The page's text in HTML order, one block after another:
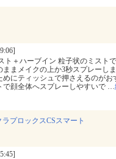
ト＋ハーブイン 粒子状のミスト
ままメイクの上か3秒スプレーし
めにティッシュで押さえるのが
で顔全体へスプレーしやすいで …
プロックスCSスマート